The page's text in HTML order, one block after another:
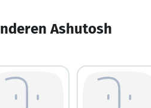
Ashutosh